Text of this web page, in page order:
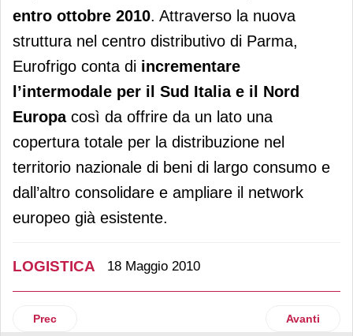
entro ottobre 2010. Attraverso la nuova
struttura nel centro distributivo di Parma,
Eurofrigo conta di incrementare
l’intermodale per il Sud Italia e il Nord
Europacosì da offrire da un lato una
copertura totale per la distribuzione nel
territorio nazionale di beni di largo consumo e
dall’altro consolidare e ampliare il network
europeo già esistente.
LOGISTICA 18 Maggio 2010
Articolo precedente: La filiera “green” di Cprsystem vince
Prec Articolo
Avanti